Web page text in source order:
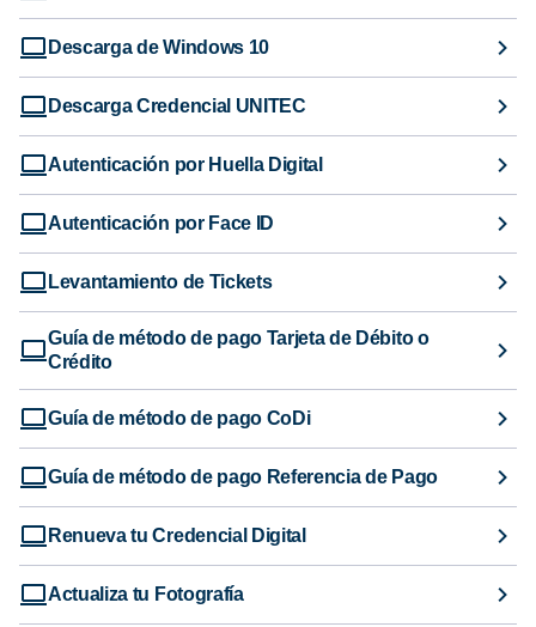
Descarga de Windows 10
Descarga Credencial UNITEC
Autenticación por Huella Digital
Autenticación por Face ID
Levantamiento de Tickets
Guía de método de pago Tarjeta de Débito o
Crédito
Guía de método de pago CoDi
Guía de método de pago Referencia de Pago
Renueva tu Credencial Digital
Actualiza tu Fotografía